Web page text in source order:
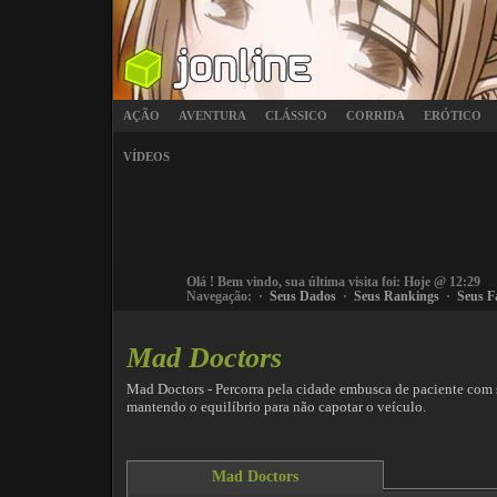
AÇÃO AVENTURA CLÁSSICO CORRIDA ERÓTICO
VÍDEOS
Olá ! Bem vindo, sua última visita foi: Hoje @ 12:29
Navegação: · Seus Dados · Seus Rankings · Seus
Mad Doctors
Mad Doctors - Percorra pela cidade embusca de paciente
mantendo o equilíbrio para não capotar o veículo.
Mad Doctors